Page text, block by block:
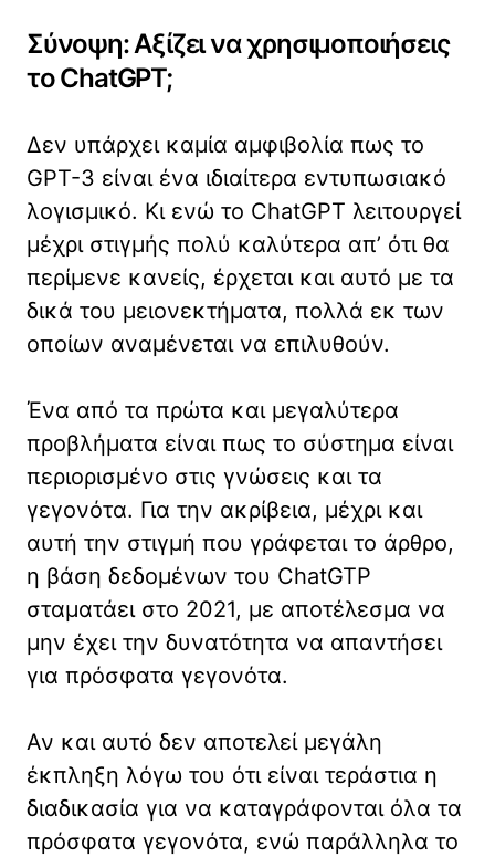
Σύνοψη: Αξίζει να χρησιμοποιήσεις
το ChatGPT;
Δεν υπάρχει καμία αμφιβολία πως το
GPT-3 είναι ένα ιδιαίτερα εντυπωσιακό
λογισμικό. Κι ενώ το ChatGPT λειτουργεί
μέχρι στιγμής πολύ καλύτερα απ’ ότι θα
περίμενε κανείς, έρχεται και αυτό με τα
δικά του μειονεκτήματα, πολλά εκ των
οποίων αναμένεται να επιλυθούν.
Ένα από τα πρώτα και μεγαλύτερα
προβλήματα είναι πως το σύστημα είναι
περιορισμένο στις γνώσεις και τα
γεγονότα. Για την ακρίβεια, μέχρι και
αυτή την στιγμή που γράφεται το άρθρο,
η βάση δεδομένων του ChatGTP
σταματάει στο 2021, με αποτέλεσμα να
μην έχει την δυνατότητα να απαντήσει
για πρόσφατα γεγονότα.
Αν και αυτό δεν αποτελεί μεγάλη
έκπληξη λόγω του ότι είναι τεράστια η
διαδικασία για να καταγράφονται όλα τα
πρόσφατα γεγονότα, ενώ παράλληλα το